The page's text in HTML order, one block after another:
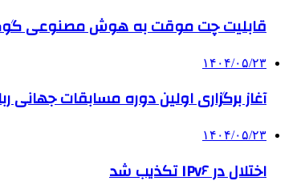
قابلیت چت موقت به هوش مصنوعی
۱۴۰۴/۰۵/۲۳
آغاز برگزاری اولین دوره مسابقات جهانی
۱۴۰۴/۰۵/۲۳
اختلال در IPv۶ تکذیب شد